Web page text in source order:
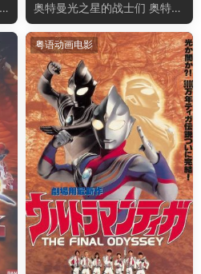
奥特曼光之星的战士们 奥特曼
剧场版 星光战士粤语版
粤语动画电影